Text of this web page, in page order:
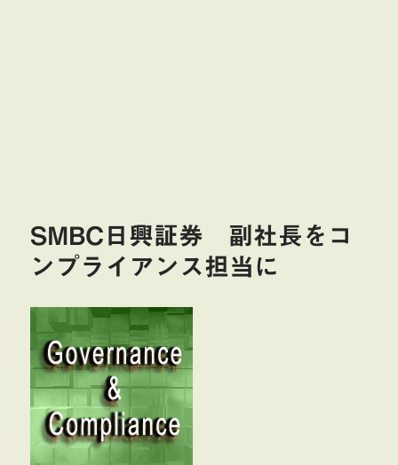
SMBC日興証券 副社長をコ
ンプライアンス担当に